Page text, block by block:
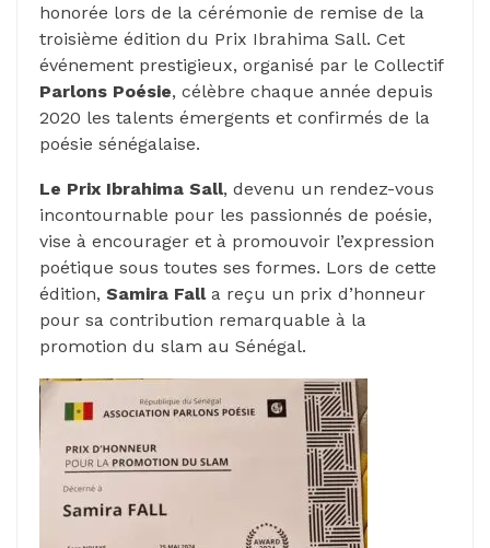
honorée lors de la cérémonie de remise de la
troisième édition du Prix Ibrahima Sall. Cet
événement prestigieux, organisé par le Collectif
Parlons Poésie, célèbre chaque année depuis
2020 les talents émergents et confirmés de la
poésie sénégalaise.
Le Prix Ibrahima Sall, devenu un rendez-vous
incontournable pour les passionnés de poésie,
vise à encourager et à promouvoir l’expression
poétique sous toutes ses formes. Lors de cette
édition, Samira Falla reçu un prix d’honneur
pour sa contribution remarquable à la
promotion du slam au Sénégal.